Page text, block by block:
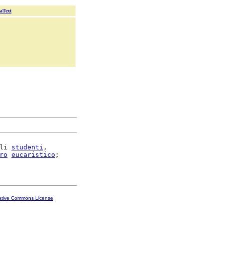
studenti ,
eucaristico ;
Commons License